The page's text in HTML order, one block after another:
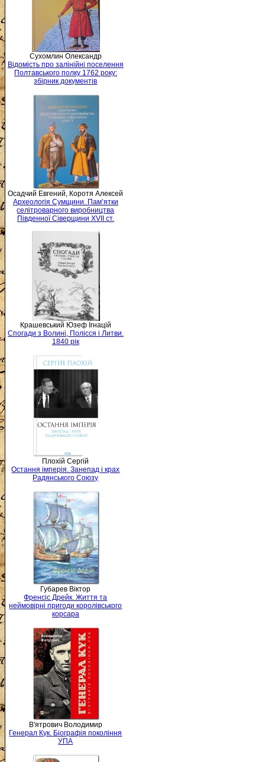
Сухомлин Олександр
Відомість про залінійні поселення
Полтавського полку 1762 року:
збірник документів
Осадчий Евгений, Коротя Алексей
Археологія Сумщини. Пам’ятки
селітроварного виробництва
Південної Сіверщини XVII ст.
Крашевський Юзеф Ігнацій
Спогади з Волині, Полісся і Литви.
1840 рік
Плохій Сергій
Остання імперія. Занепад і крах
Радянського Союзу
Губарев Віктор
Френсіс Дрейк. Життя та
неймовірні пригоди королівського
корсара
В'ятрович Володимир
Генерал Кук. Біографія покоління
УПА